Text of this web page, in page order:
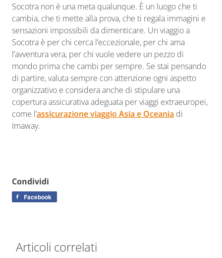
Socotra non è una meta qualunque. È un luogo che ti
cambia, che ti mette alla prova, che ti regala immagini e
sensazioni impossibili da dimenticare. Un viaggio a
Socotra è per chi cerca l’eccezionale, per chi ama
l’avventura vera, per chi vuole vedere un pezzo di
mondo prima che cambi per sempre. Se stai pensando
di partire, valuta sempre con attenzione ogni aspetto
organizzativo e considera anche di stipulare una
copertura assicurativa adeguata per viaggi extraeuropei,
come l’assicurazione viaggio Asia e Oceania di
Imaway.
Condividi
Facebook
Articoli correlati